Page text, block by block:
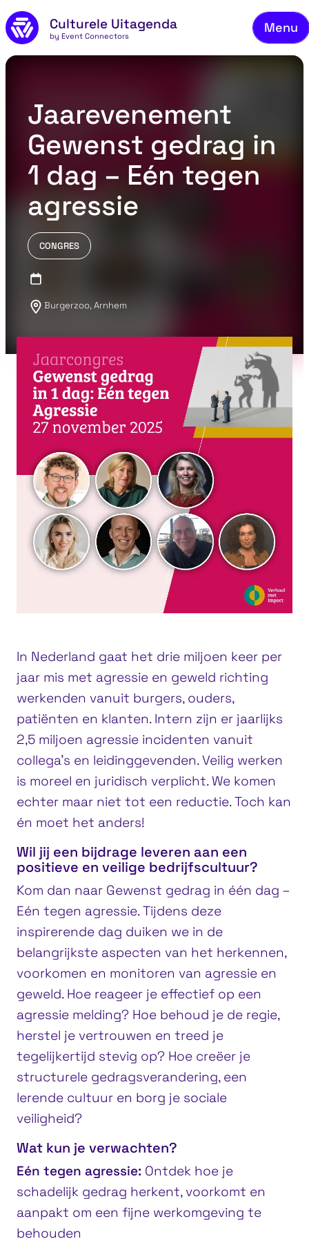
Skip to main content
Culturele Uitagenda
by Event Connectors
Menu
Jaarevenement
Gewenst gedrag in
1 dag – Eén tegen
agressie
CONGRES
Burgerzoo, Arnhem
In Nederland gaat het drie miljoen keer per
jaar mis met agressie en geweld richting
werkenden vanuit burgers, ouders,
patiënten en klanten. Intern zijn er jaarlijks
2,5 miljoen agressie incidenten vanuit
collega’s en leidinggevenden. Veilig werken
is moreel en juridisch verplicht. We komen
echter maar niet tot een reductie. Toch kan
én moet het anders!
Wil jij een bijdrage leveren aan een
positieve en veilige bedrijfscultuur?
Kom dan naar Gewenst gedrag in één dag –
Eén tegen agressie. Tijdens deze
inspirerende dag duiken we in de
belangrijkste aspecten van het herkennen,
voorkomen en monitoren van agressie en
geweld. Hoe reageer je effectief op een
agressie melding? Hoe behoud je de regie,
herstel je vertrouwen en treed je
tegelijkertijd stevig op? Hoe creëer je
structurele gedragsverandering, een
lerende cultuur en borg je sociale
veiligheid?
Wat kun je verwachten?
Eén tegen agressie: Ontdek hoe je
schadelijk gedrag herkent, voorkomt en
aanpakt om een fijne werkomgeving te
behouden